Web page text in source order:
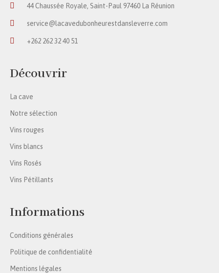
44 Chaussée Royale, Saint-Paul 97460 La Réunion
service@lacavedubonheurestdansleverre.com
+262 262 32 40 51
Découvrir
La cave
Notre sélection
Vins rouges
Vins blancs
Vins Rosés
Vins Pétillants
Informations
Conditions générales
Politique de confidentialité
Mentions légales